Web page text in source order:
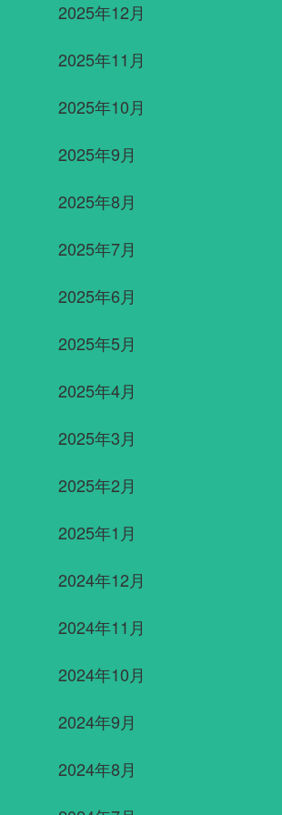
2025年12月
2025年11月
2025年10月
2025年9月
2025年8月
2025年7月
2025年6月
2025年5月
2025年4月
2025年3月
2025年2月
2025年1月
2024年12月
2024年11月
2024年10月
2024年9月
2024年8月